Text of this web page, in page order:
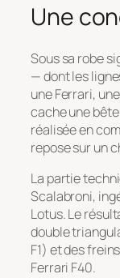
Une
Sous sa robe
— dont les
une Ferrari,
cache une
réalisée en
repose sur un
La partie
Scalabroni,
Lotus. Le
double
F1) et des
Ferrari F40.